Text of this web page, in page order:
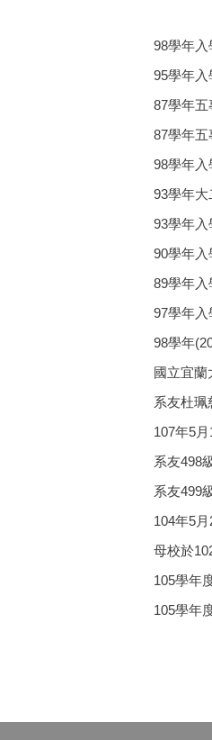
98學年入
95學年入
87學年五
87學年五
98學年入
93學年大
93學年入
90學年入
89學年入
97學年入
98學年
國立宜蘭
系友杜珮
107年5
系友498
系友499
104年5
母校於
105學年
105學年